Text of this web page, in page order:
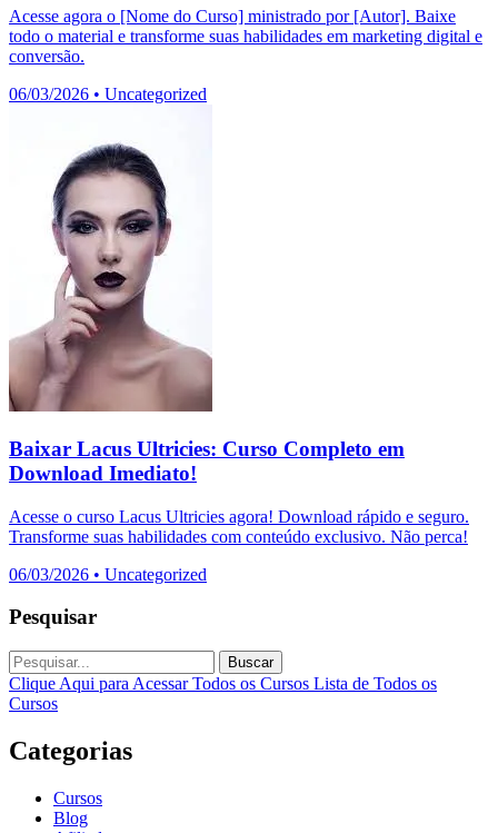
Acesse agora o [Nome do Curso] ministrado por [Autor]. Baixe
todo o material e transforme suas habilidades em marketing digital e
conversão.
06/03/2026 • Uncategorized
Baixar Lacus Ultricies: Curso Completo em
Download Imediato!
Acesse o curso Lacus Ultricies agora! Download rápido e seguro.
Transforme suas habilidades com conteúdo exclusivo. Não perca!
06/03/2026 • Uncategorized
Pesquisar
Buscar
Clique Aqui para Acessar Todos os Cursos Lista de Todos os
Cursos
Categorias
Cursos
Blog